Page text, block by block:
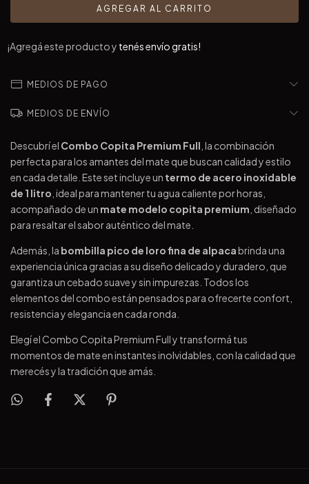
¡Agregá este producto y tenés envío gratis!
MEDIOS DE PAGO
MEDIOS DE ENVÍO
Descubrí el Combo Copita Premium Full , la combinación
perfecta para los amantes del mate que buscan calidad y estilo
en cada detalle. Este set incluye un termo de acero inoxidable
de 1 litro , ideal para mantener tu agua caliente por horas,
acompañado de un mate modelo copita premium , diseñado
para resaltar el sabor auténtico del mate.
Además, la bombilla pico de loro fina de alpacabrinda una
experiencia única gracias a su diseño delicado y duradero, que
garantiza un cebado suave y sin impurezas. Todos los
elementos del combo están pensados para ofrecerte confort,
resistencia y elegancia en cada ronda.
Elegí el Combo Copita Premium Full y transformá tus
momentos de mate en instantes inolvidables, con la calidad que
merecés y la tradición que amás.